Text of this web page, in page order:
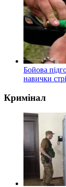
Бойова
навички
Кримінал